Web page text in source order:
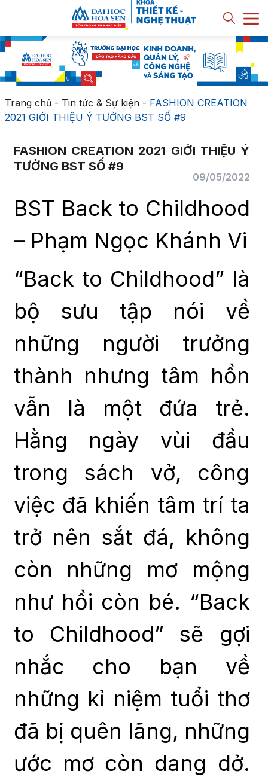
Trang chủ- Tin tức & Sự kiện- FASHION CREATION
2021 GIỚI THIỆU Ý TƯỞNG BST SỐ #9
FASHION CREATION 2021 GIỚI THIỆU Ý
TƯỞNG BST SỐ #9
09/05/2022
BST Back to Childhood
– Phạm Ngọc Khánh Vi
“Back to Childhood” là
bộ sưu tập nói về
những người trưởng
thành nhưng tâm hồn
vẫn là một đứa trẻ.
Hằng ngày vùi đầu
trong sách vở, công
việc đã khiến tâm trí ta
trở nên sắt đá, không
còn những mơ mộng
như hồi còn bé. “Back
to Childhood” sẽ gợi
nhắc cho bạn về
những kỉ niệm tuổi thơ
đã bị quên lãng, những
ước mơ còn dang dở.